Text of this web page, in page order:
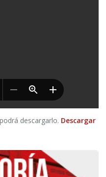
descargarlo. Descargar